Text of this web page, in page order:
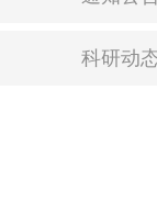
科研动